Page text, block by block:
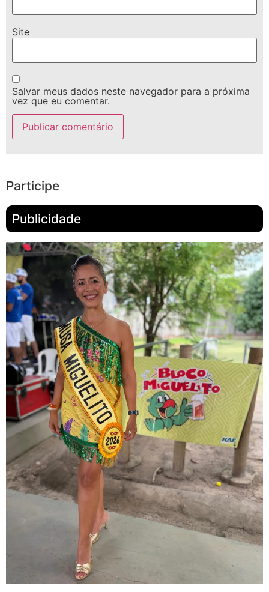
Site
Salvar meus dados neste navegador para a próxima
vez que eu comentar.
Participe
Publicidade